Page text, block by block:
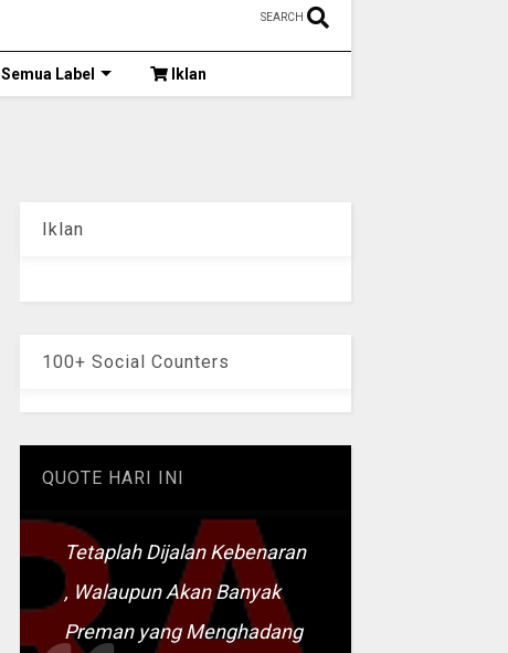
SEARCH
Semua Label Iklan
Iklan
100+ Social Counters
QUOTE HARI INI
Tetaplah Dijalan Kebenaran
, Walaupun Akan Banyak
Preman yang Menghadang